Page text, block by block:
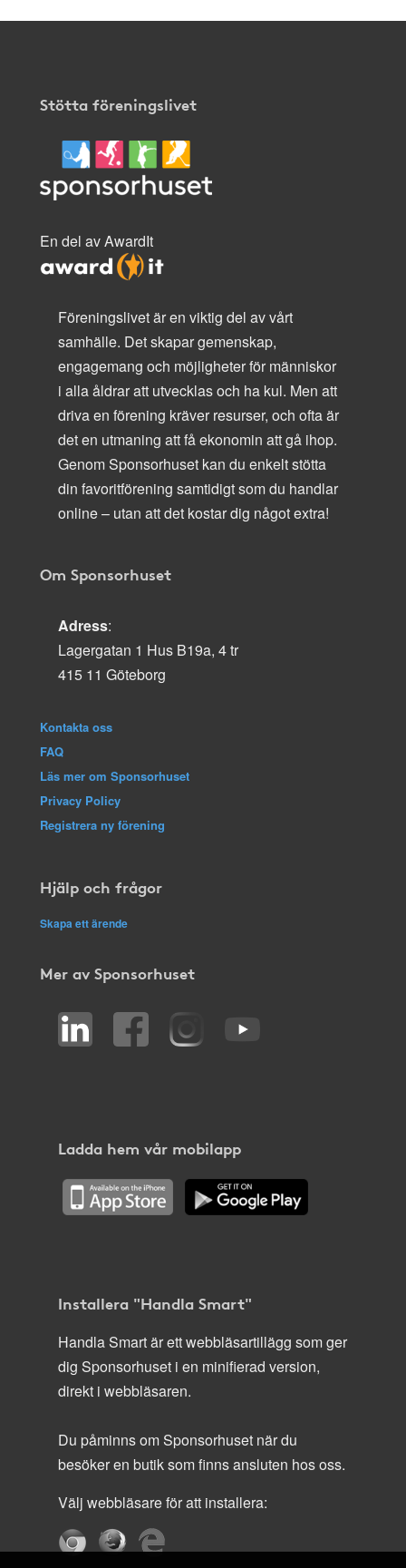
Stötta föreningslivet
En del av AwardIt
Föreningslivet är en viktig del av vårt
samhälle. Det skapar gemenskap,
engagemang och möjligheter för människor
i alla åldrar att utvecklas och ha kul. Men att
driva en förening kräver resurser, och ofta är
det en utmaning att få ekonomin att gå ihop.
Genom Sponsorhuset kan du enkelt stötta
din favoritförening samtidigt som du handlar
online – utan att det kostar dig något extra!
Om Sponsorhuset
Adress:
Lagergatan 1 Hus B19a, 4 tr
415 11 Göteborg
Kontakta oss
FAQ
Läs mer om Sponsorhuset
Privacy Policy
Registrera ny förening
Hjälp och frågor
Skapa ett ärende
Mer av Sponsorhuset
Ladda hem vår mobilapp
Installera "Handla Smart"
Handla Smart är ett webbläsartillägg som ger
dig Sponsorhuset i en minifierad version,
direkt i webbläsaren.
Du påminns om Sponsorhuset när du
besöker en butik som finns ansluten hos oss.
Välj webbläsare för att installera: